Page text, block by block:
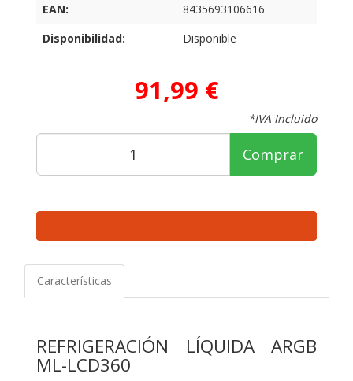
EAN:
8435693106616
Disponibilidad:
Disponible
91,99 €
*IVA Incluido
Comprar
Características
REFRIGERACIÓN LÍQUIDA ARGB
ML-LCD360